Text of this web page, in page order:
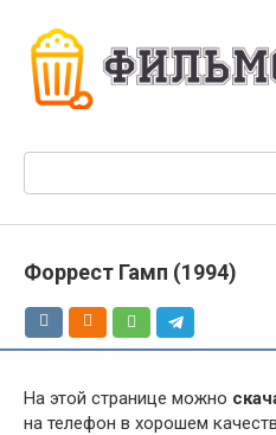
контенту
Форрест Гамп (1994)
На этой странице можно
на телефон в хорошем